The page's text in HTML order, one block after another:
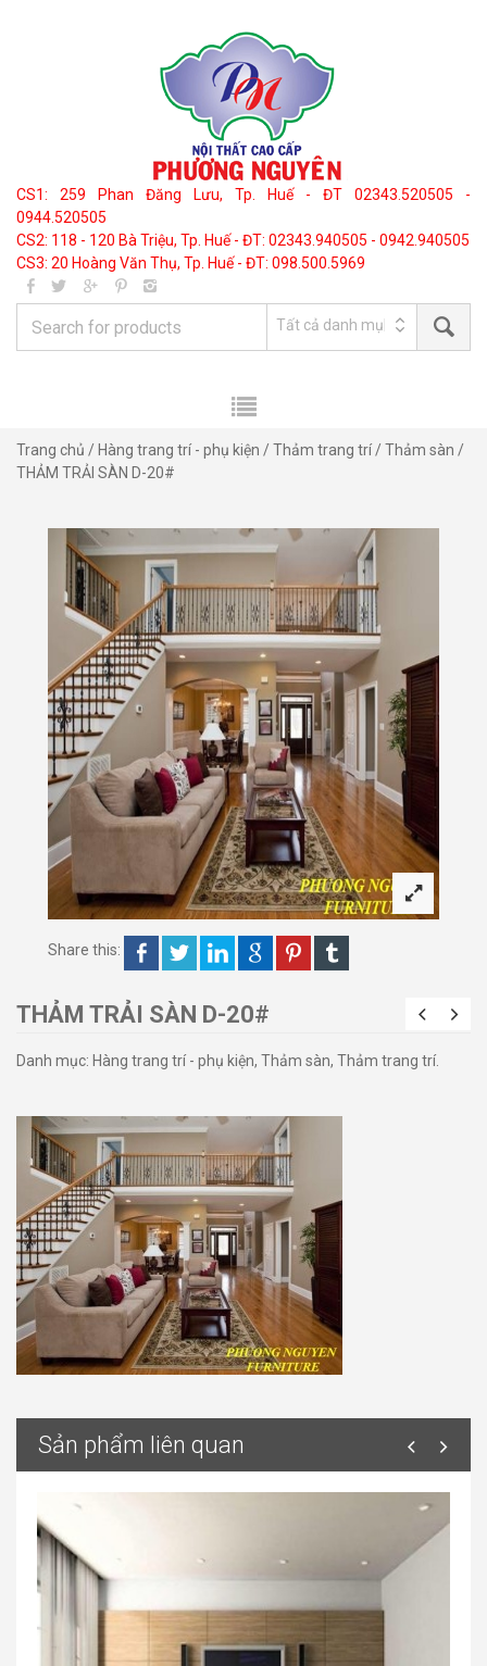
CS1: 259 Phan Đăng Lưu, Tp. Huế - ĐT 02343.520505 -
0944.520505
CS2: 118 - 120 Bà Triệu, Tp. Huế - ĐT: 02343.940505 - 0942.940505
CS3: 20 Hoàng Văn Thụ, Tp. Huế - ĐT: 098.500.5969
Trang chủ / Hàng trang trí - phụ kiện /Thảm trang trí/Thảm sàn /
THẢM TRẢI SÀN D-20#
Share this:
THẢM TRẢI SÀN D-20#
Danh mục: Hàng trang trí - phụ kiện, Thảm sàn, Thảm trang trí.
Sản phẩm liên quan